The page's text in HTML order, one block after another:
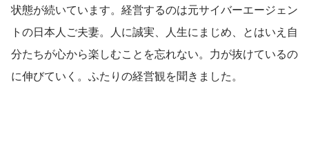
状態が続いています。経営するのは元サイバーエージェン
トの日本人ご夫妻。人に誠実、人生にまじめ、とはいえ自
分たちが心から楽しむことを忘れない。力が抜けているの
に伸びていく。ふたりの経営観を聞きました。